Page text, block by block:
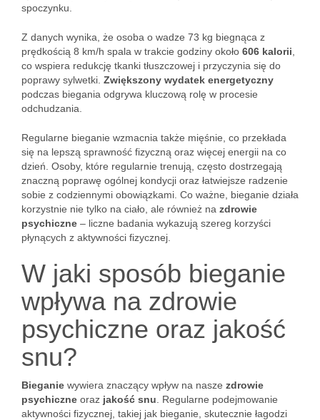
spoczynku.
Z danych wynika, że osoba o wadze 73 kg biegnąca z
prędkością 8 km/h spala w trakcie godziny około 606 kalorii
co wspiera redukcję tkanki tłuszczowej i przyczynia się do
poprawy sylwetki. Zwiększony wydatek energetyczny
podczas biegania odgrywa kluczową rolę w procesie
odchudzania.
Regularne bieganie wzmacnia także mięśnie, co przekłada
się na lepszą sprawność fizyczną oraz więcej energii na co
dzień. Osoby, które regularnie trenują, często dostrzegają
znaczną poprawę ogólnej kondycji oraz łatwiejsze radzenie
sobie z codziennymi obowiązkami. Co ważne, bieganie działa
korzystnie nie tylko na ciało, ale również na zdrowie
psychiczne – liczne badania wykazują szereg korzyści
płynących z aktywności fizycznej.
W jaki sposób bieganie
wpływa na zdrowie
psychiczne oraz jakość
snu?
Bieganie wywiera znaczący wpływ na nasze zdrowie
psychiczne oraz jakość snu . Regularne podejmowanie
aktywności fizycznej, takiej jak bieganie, skutecznie łagodzi